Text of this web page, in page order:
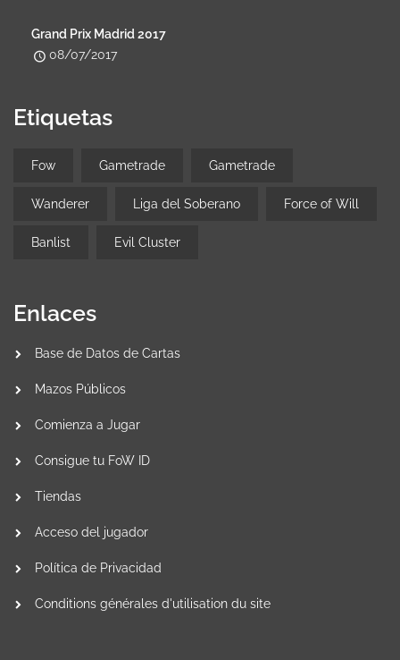
Grand Prix Madrid 2017
08/07/2017
Etiquetas
Fow Gametrade Gametrade
Wanderer Liga del Soberano Force of Will
Banlist Evil Cluster
Enlaces
Base de Datos de Cartas
Mazos Públicos
Comienza a Jugar
Consigue tu FoW ID
Tiendas
Acceso del jugador
Política de Privacidad
Conditions générales d'utilisation du site